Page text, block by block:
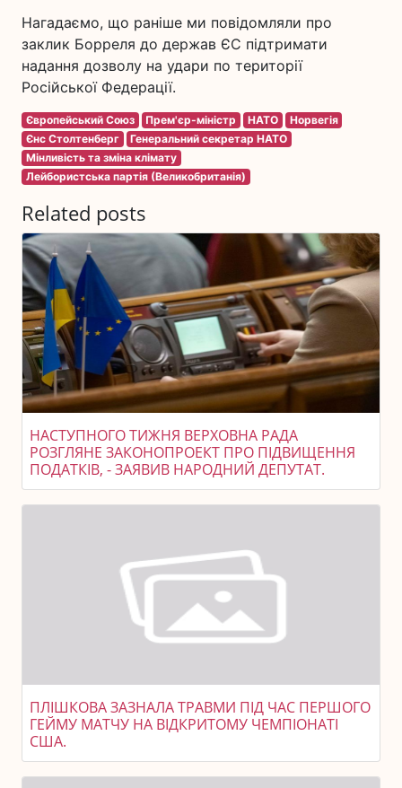
Нагадаємо, що раніше ми повідомляли про
заклик Борреля до держав ЄС підтримати
надання дозволу на удари по території
Російської Федерації.
Європейський Союз Прем'єр-міністр НАТО
Норвегія
Єнс Столтенберг
Генеральний секретар НАТО
Мінливість та зміна клімату
Лейбористська партія (Великобританія)
Related posts
НАСТУПНОГО ТИЖНЯ ВЕРХОВНА РАДА
РОЗГЛЯНЕ ЗАКОНОПРОЕКТ ПРО ПІДВИЩЕННЯ
ПОДАТКІВ, - ЗАЯВИВ НАРОДНИЙ ДЕПУТАТ.
ПЛІШКОВА ЗАЗНАЛА ТРАВМИ ПІД ЧАС ПЕРШОГО
ГЕЙМУ МАТЧУ НА ВІДКРИТОМУ ЧЕМПІОНАТІ
США.